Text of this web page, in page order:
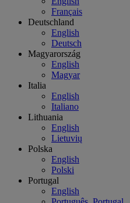
Français
Deutschland
English
Deutsch
Magyarország
English
Magyar
Italia
English
Italiano
Lithuania
English
Lietuvių
Polska
English
Polski
Portugal
English